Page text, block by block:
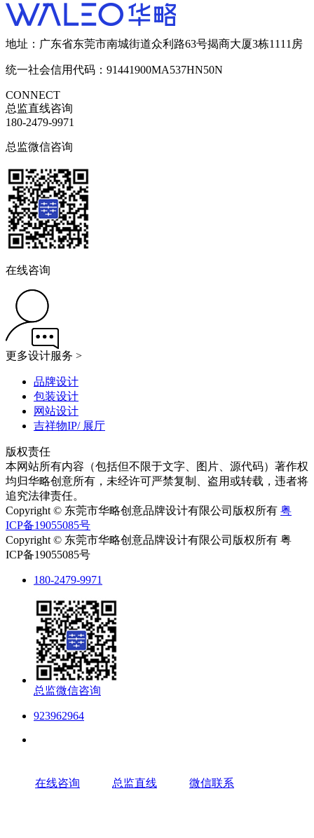
地址：广东省东莞市南城街道众利路63号揭商大厦3栋1111房
统一社会信用代码：91441900MA537HN50N
CONNECT
总监直线咨询
180-2479-9971
总监微信咨询
在线咨询
更多设计服务 >
品牌设计
包装设计
网站设计
吉祥物IP/ 展厅
版权责任
本网站所有内容（包括但不限于文字、图片、源代码）著作权
均归华略创意所有，未经许可严禁复制、盗用或转载，违者将
追究法律责任。
Copyright © 东莞市华略创意品牌设计有限公司版权所有 粤
ICP备19055085号
Copyright © 东莞市华略创意品牌设计有限公司版权所有 粤
ICP备19055085号
180-2479-9971
总监微信咨询
923962964
在线咨询 总监直线 微信联系